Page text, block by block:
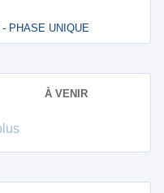
PHASE UNIQUE
À VENIR